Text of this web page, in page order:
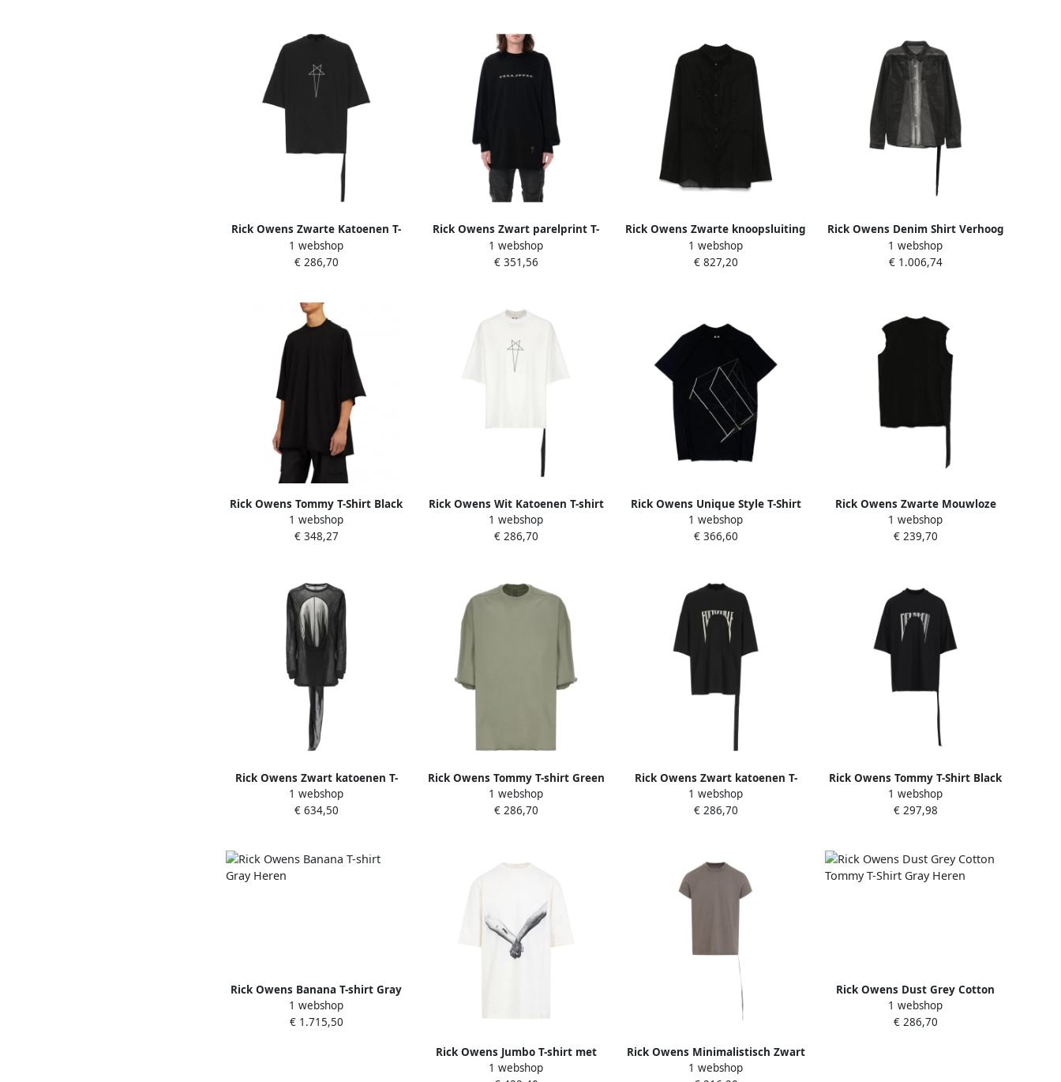
Rick Owens Zwarte Katoenen T-
shirt met Logo Black Heren
1 webshop
€ 286,70
Rick Owens Zwart parelprint T-
shirt Jumbo LS Black Heren
1 webshop
€ 351,56
Rick Owens Zwarte knoopsluiting
met lange mouwen Black Heren
1 webshop
€ 827,20
Rick Owens Denim Shirt Verhoog
Stijl Mannen Gray Heren
1 webshop
€ 1.006,74
Rick Owens Tommy T-Shirt Black
Heren
1 webshop
€ 348,27
Rick Owens Wit Katoenen T-shirt
met Logo White Heren
1 webshop
€ 286,70
Rick Owens Unique Style T-Shirt
Black Heren
1 webshop
€ 366,60
Rick Owens Zwarte Mouwloze
Crew Neck T-shirt Black Heren
1 webshop
€ 239,70
Rick Owens Zwart katoenen T-
shirt met cut-out details Black
Heren
1 webshop
€ 634,50
Rick Owens Tommy T-shirt Green
Heren
1 webshop
€ 286,70
Rick Owens Zwart katoenen T-
shirt met print Black Heren
1 webshop
€ 286,70
Rick Owens Tommy T-Shirt Black
Heren
1 webshop
€ 297,98
Rick Owens Banana T-shirt Gray
Heren
1 webshop
€ 1.715,50
Rick Owens Jumbo T-shirt met
korte mouwen van gebreid
1 webshop
Rick Owens Minimalistisch Zwart
T-shirt Beige Heren
1 webshop
Rick Owens Dust Grey Cotton
Tommy T-Shirt Gray Heren
1 webshop
€ 286,70